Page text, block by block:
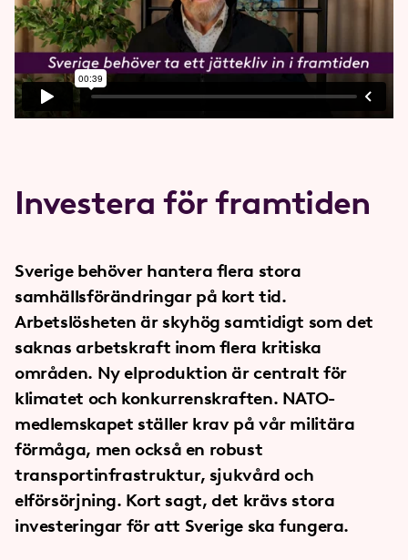
Investera för framtiden
Sverige behöver hantera flera stora
samhällsförändringar på kort tid.
Arbetslösheten är skyhög samtidigt som det
saknas arbetskraft inom flera kritiska
områden. Ny elproduktion är centralt för
klimatet och konkurrenskraften. NATO-
medlemskapet ställer krav på vår militära
förmåga, men också en robust
transportinfrastruktur, sjukvård och
elförsörjning. Kort sagt, det krävs stora
investeringar för att Sverige ska fungera.